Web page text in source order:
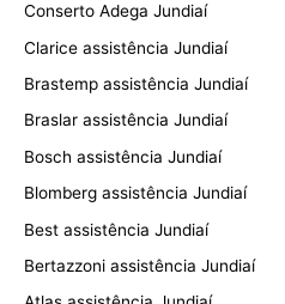
Conserto Adega Jundiaí
Clarice assistência Jundiaí
Brastemp assistência Jundiaí
Braslar assistência Jundiaí
Bosch assistência Jundiaí
Blomberg assistência Jundiaí
Best assistência Jundiaí
Bertazzoni assistência Jundiaí